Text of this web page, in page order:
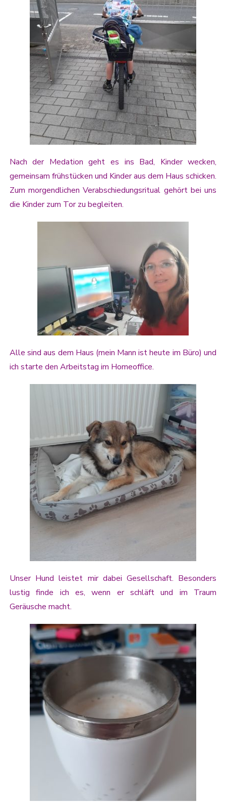
Nach der Medation geht es ins Bad, Kinder wecken,
gemeinsam frühstücken und Kinder aus dem Haus schicken.
Zum morgendlichen Verabschiedungsritual gehört bei uns
die Kinder zum Tor zu begleiten.
Alle sind aus dem Haus (mein Mann ist heute im Büro) und
ich starte den Arbeitstag im Homeoffice.
Unser Hund leistet mir dabei Gesellschaft. Besonders
lustig finde ich es, wenn er schläft und im Traum
Geräusche macht.